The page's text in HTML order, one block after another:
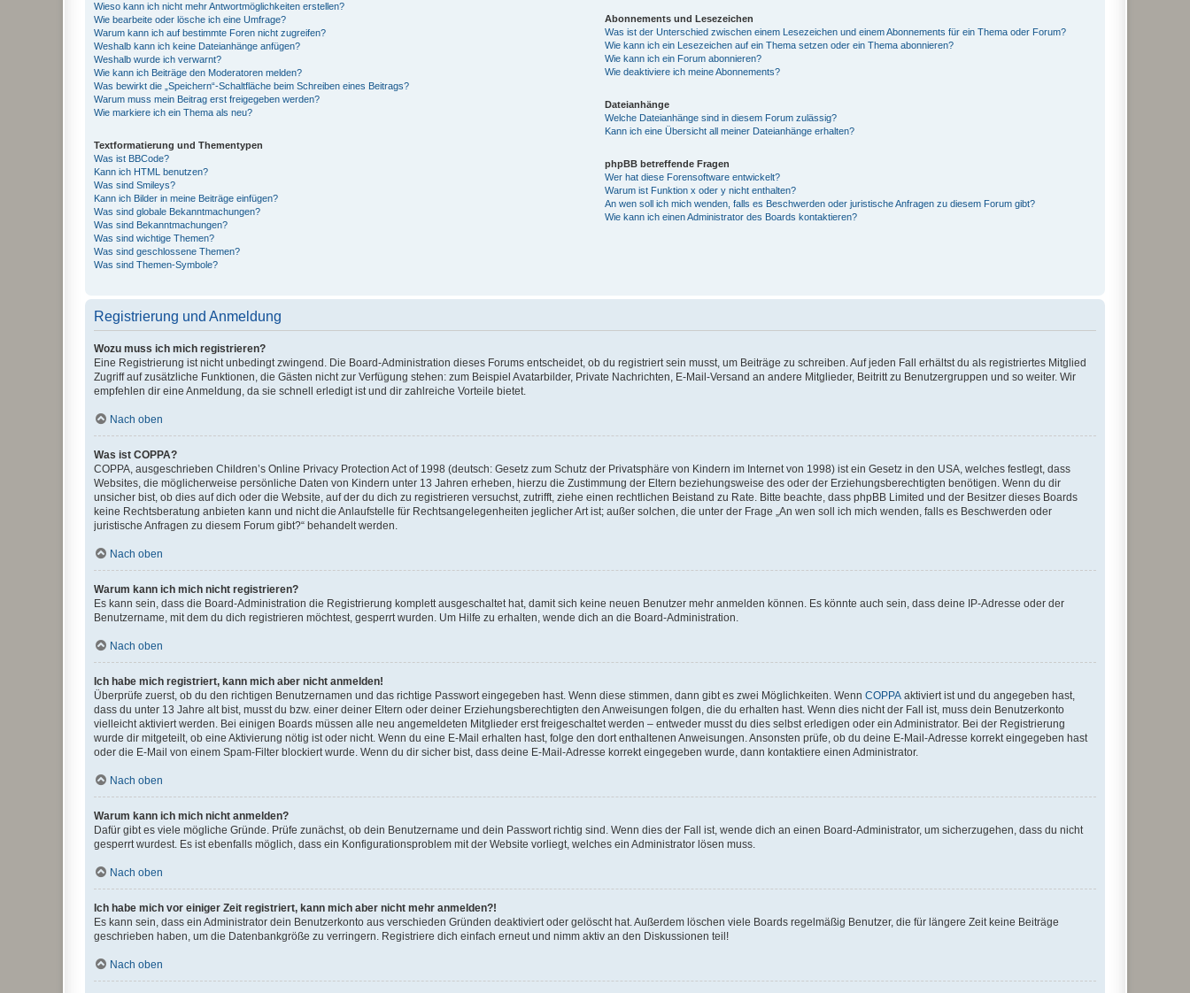
Wieso kann ich nicht mehr Antwortmöglichkeiten erstellen?
Wie bearbeite oder lösche ich eine Umfrage?
Warum kann ich auf bestimmte Foren nicht zugreifen?
Weshalb kann ich keine Dateianhänge anfügen?
Weshalb wurde ich verwarnt?
Wie kann ich Beiträge den Moderatoren melden?
Was bewirkt die „Speichern“-Schaltfläche beim Schreiben eines Beitrags?
Warum muss mein Beitrag erst freigegeben werden?
Wie markiere ich ein Thema als neu?
Textformatierung und Thementypen
Was ist BBCode?
Kann ich HTML benutzen?
Was sind Smileys?
Kann ich Bilder in meine Beiträge einfügen?
Was sind globale Bekanntmachungen?
Was sind Bekanntmachungen?
Was sind wichtige Themen?
Was sind geschlossene Themen?
Was sind Themen-Symbole?
Abonnements und Lesezeichen
Was ist der Unterschied zwischen einem Lesezeichen und einem Abonnements für ein Thema oder Forum?
Wie kann ich ein Lesezeichen auf ein Thema setzen oder ein Thema abonnieren?
Wie kann ich ein Forum abonnieren?
Wie deaktiviere ich meine Abonnements?
Dateianhänge
Welche Dateianhänge sind in diesem Forum zulässig?
Kann ich eine Übersicht all meiner Dateianhänge erhalten?
phpBB betreffende Fragen
Wer hat diese Forensoftware entwickelt?
Warum ist Funktion x oder y nicht enthalten?
An wen soll ich mich wenden, falls es Beschwerden oder juristische Anfragen zu diesem Forum gibt?
Wie kann ich einen Administrator des Boards kontaktieren?
Registrierung und Anmeldung
Wozu muss ich mich registrieren?
Eine Registrierung ist nicht unbedingt zwingend. Die Board-Administration dieses Forums entscheidet, ob du registriert sein musst, um Beiträge zu schreiben. Auf jeden Fall erhältst du als registriertes Mitglied
Zugriff auf zusätzliche Funktionen, die Gästen nicht zur Verfügung stehen: zum Beispiel Avatarbilder, Private Nachrichten, E-Mail-Versand an andere Mitglieder, Beitritt zu Benutzergruppen und so weiter. Wir
empfehlen dir eine Anmeldung, da sie schnell erledigt ist und dir zahlreiche Vorteile bietet.
Nach oben
Was ist COPPA?
COPPA, ausgeschrieben Children’s Online Privacy Protection Act of 1998 (deutsch: Gesetz zum Schutz der Privatsphäre von Kindern im Internet von 1998) ist ein Gesetz in den USA, welches festlegt, dass
Websites, die möglicherweise persönliche Daten von Kindern unter 13 Jahren erheben, hierzu die Zustimmung der Eltern beziehungsweise des oder der Erziehungsberechtigten benötigen. Wenn du dir
unsicher bist, ob dies auf dich oder die Website, auf der du dich zu registrieren versuchst, zutrifft, ziehe einen rechtlichen Beistand zu Rate. Bitte beachte, dass phpBB Limited und der Besitzer dieses Boards
keine Rechtsberatung anbieten kann und nicht die Anlaufstelle für Rechtsangelegenheiten jeglicher Art ist; außer solchen, die unter der Frage „An wen soll ich mich wenden, falls es Beschwerden oder
juristische Anfragen zu diesem Forum gibt?“ behandelt werden.
Nach oben
Warum kann ich mich nicht registrieren?
Es kann sein, dass die Board-Administration die Registrierung komplett ausgeschaltet hat, damit sich keine neuen Benutzer mehr anmelden können. Es könnte auch sein, dass deine IP-Adresse oder der
Benutzername, mit dem du dich registrieren möchtest, gesperrt wurden. Um Hilfe zu erhalten, wende dich an die Board-Administration.
Nach oben
Ich habe mich registriert, kann mich aber nicht anmelden!
Überprüfe zuerst, ob du den richtigen Benutzernamen und das richtige Passwort eingegeben hast. Wenn diese stimmen, dann gibt es zwei Möglichkeiten. Wenn COPPA aktiviert ist und du angegeben hast,
dass du unter 13 Jahre alt bist, musst du bzw. einer deiner Eltern oder deiner Erziehungsberechtigten den Anweisungen folgen, die du erhalten hast. Wenn dies nicht der Fall ist, muss dein Benutzerkonto
vielleicht aktiviert werden. Bei einigen Boards müssen alle neu angemeldeten Mitglieder erst freigeschaltet werden – entweder musst du dies selbst erledigen oder ein Administrator. Bei der Registrierung
wurde dir mitgeteilt, ob eine Aktivierung nötig ist oder nicht. Wenn du eine E-Mail erhalten hast, folge den dort enthaltenen Anweisungen. Ansonsten prüfe, ob du deine E-Mail-Adresse korrekt eingegeben hast
oder die E-Mail von einem Spam-Filter blockiert wurde. Wenn du dir sicher bist, dass deine E-Mail-Adresse korrekt eingegeben wurde, dann kontaktiere einen Administrator.
Nach oben
Warum kann ich mich nicht anmelden?
Dafür gibt es viele mögliche Gründe. Prüfe zunächst, ob dein Benutzername und dein Passwort richtig sind. Wenn dies der Fall ist, wende dich an einen Board-Administrator, um sicherzugehen, dass du nicht
gesperrt wurdest. Es ist ebenfalls möglich, dass ein Konfigurationsproblem mit der Website vorliegt, welches ein Administrator lösen muss.
Nach oben
Ich habe mich vor einiger Zeit registriert, kann mich aber nicht mehr anmelden?!
Es kann sein, dass ein Administrator dein Benutzerkonto aus verschieden Gründen deaktiviert oder gelöscht hat. Außerdem löschen viele Boards regelmäßig Benutzer, die für längere Zeit keine Beiträge
geschrieben haben, um die Datenbankgröße zu verringern. Registriere dich einfach erneut und nimm aktiv an den Diskussionen teil!
Nach oben